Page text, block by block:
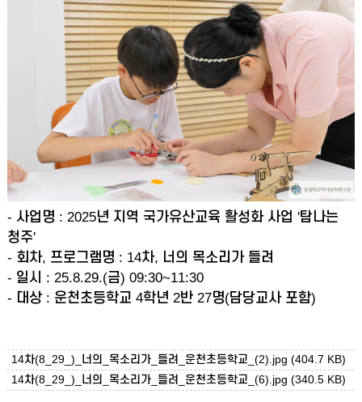
- 사업명 : 2025년 지역 국가유산교육 활성화 사업 '탐나는
청주'
- 회차, 프로그램명 : 14차, 너의 목소리가 들려
- 일시 : 25.8.29.(금) 09:30~11:30
- 대상 : 운천초등학교 4학년 2반 27명(담당교사 포함)
14차(8_29_)_너의_목소리가_들려_운천초등학교_(2).jpg (404.7 KB)
14차(8_29_)_너의_목소리가_들려_운천초등학교_(6).jpg (340.5 KB)